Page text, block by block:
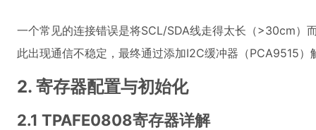
一个常见的连接错误是将SCL/SDA线走得太长（>30cm）
此出现通信不稳定，最终通过添加I2C缓冲器（PCA9515）
2. 寄存器配置与初始化
2.1 TPAFE0808寄存器详解